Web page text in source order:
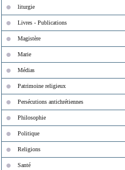
liturgie
Livres - Publications
Magistère
Marie
Médias
Patrimoine religieux
Persécutions antichrétiennes
Philosophie
Politique
Religions
Santé